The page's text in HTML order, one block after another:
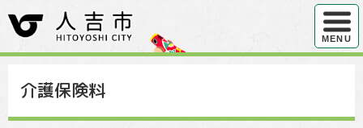
ハンバ
MENU
介護保険料